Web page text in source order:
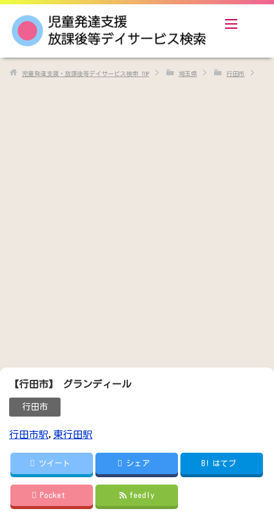
児童発達支援・放課後等デイサービス検索 TOP 埼玉県 行田市
【行田市】 グランディール
行田市
行田市駅, 東行田駅
ツイート シェア B! はてブ
Pocket feedly